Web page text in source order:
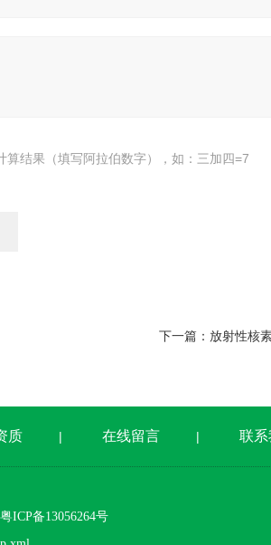
算结果（填写阿拉伯数字），如：三加四=7
下一篇： 放射性核
质 | 在线留言 | 联系
ICP备13056264号